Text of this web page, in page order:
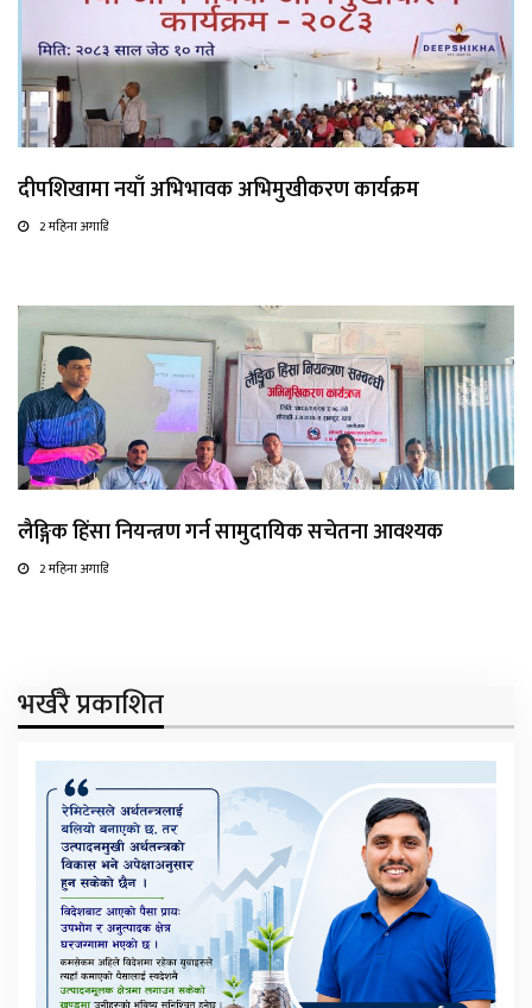
दीपशिखामा नयाँ अभिभावक अभिमुखीकरण कार्यक्रम
2 महिना अगाडि
लैङ्गिक हिंसा नियन्त्रण गर्न सामुदायिक सचेतना आवश्यक
2 महिना अगाडि
भर्खरै प्रकाशित